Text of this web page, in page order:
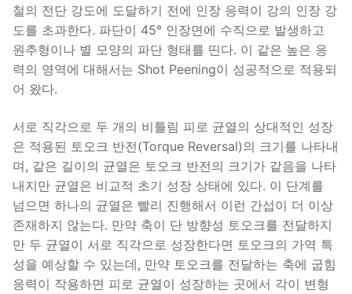
철의 전단 강도에 도달하기 전에 인장 응력이 강의 인장 강
도를 초과한다. 파단이 45° 인장면에 수직으로 발생하고
원추형이나 별 모양의 파단 형태를 띤다. 이 같은 높은 응
력의 영역에 대해서는 Shot Peening이 성공적으로 적용되
어 왔다.
서로 직각으로 두 개의 비틀림 피로 균열의 상대적인 성장
은 적용된 토오크 반전(Torque Reversal)의 크기를 나타내
며, 같은 길이의 균열은 토오크 반전의 크기가 같음을 나타
내지만 균열은 비교적 초기 성장 상태에 있다. 이 단계를
넘으면 하나의 균열은 빨리 진행해서 이런 간섭이 더 이상
존재하지 않는다. 만약 축이 단 방향성 토오크를 전달하지
만 두 균열이 서로 직각으로 성장한다면 토오크의 가역 특
성을 예상할 수 있는데, 만약 토오크를 전달하는 축에 굽힘
응력이 작용하면 피로 균열이 성장하는 곳에서 각이 변형